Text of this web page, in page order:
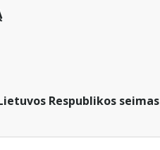
Respublikos seimas